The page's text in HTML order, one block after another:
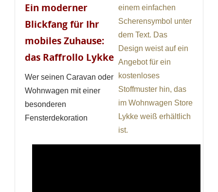
Ein moderner
Blickfang für Ihr
mobiles Zuhause:
das Raffrollo Lykke
Wer seinen Caravan oder
Wohnwagen mit einer
besonderen
Fensterdekoration